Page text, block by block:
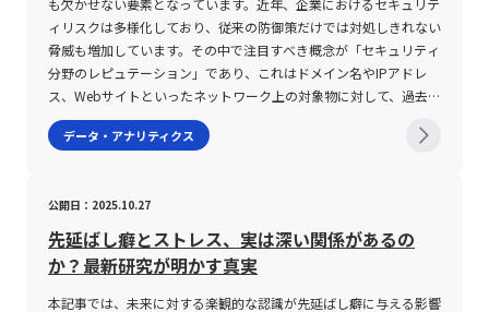
の進歩や市場環境の多様化により、ボラティリティを含む投資指標
はより複雑化していますが、その分、精緻な分析が求められる時代
へと進化していることは明らかです。 若手ビジネスマンとして今
後ますますグローバルな視点から資産運用やリスクマネジメントに
しております。市場の動向を見極め、科学的なアプローチと経験に
市場における価格の変動率を示す指標であり、投資家が市場リスク
を評価し取引戦略を立案する際の重要な要素となる。 インプライ
ドボラティリティ、ヒストリカルボラティリティ、リアライズドボ
ラティリティといった複数の視点から市場の動向を分析する手法
は、特にFX市場において有効である。 また、出来高や市場の流動
性、さらには時間帯や季節といった外部要因がボラティリティに与
急激な変動により予期せぬ損失を招くリスクも伴う。 そのため、
取引を行う際には各種テクニカル指標の活用や慎重な資金管理、さ
らにAIなどの最新技術を取り入れた相場分析が求められる。 特
に、若手ビジネスマンにとっては、リスクテイクの姿勢と同時に、
情報の正確な理解と柔軟な対応が今後のキャリアや資産運用におい
ネジメントを通じた組織改善に大きく寄与します。また、人事シス
テムの機能は採用管理、人事評価、勤怠・給与管理、労務管理等に
またがり、各企業の多様なニーズに対応できる柔軟性を有していま
す。一方で、システム導入においては、自社の業務プロセスに合致
した機能性、提供形態、サポート体制、操作性、既存システムとの
連携など複数の要件を精査し、総合的に判断する必要があります。
す。企業は、迅速な情報更新と正確なデータ管理を基盤とする新た
な人事システムの導入を通じて、業務効率の向上だけでなく、長期
的な組織強化を実現するチャンスを手にしています。今後、労働環
境や働き方のさらなる変革が予想される中で、デジタルツールとし
ての人事システムは、現代のビジネスパーソンにとって必須の戦略
して、期待値や発生確率、各プロセスにおけるリスク項目などの数
値を添えることで、全体の評価精度が向上します。 第三に、洗い
出された選択肢をもとに、段階的な分岐を展開します。業務の具体
的なプロセスや、導入後に想定される各種シナリオ、リスクとベネ
フィットを評価するために、各分岐先において数値化された評価を
行います。この段階での数値評価は、実際のビジネス現場における
実績データや市場調査、フィードバックを反映することが求めら
て再構築・修正を行うことが不可欠です。 第四に、最終的な結論
や結果が明確になった段階で、ツリーの終点を示す終点ノードを配
置し、全体のプロセスをクローズします。ここでは、最終的な評価
額や効率性、リスク回避策などを詳細に記述し、導出された結論が
どのような根拠に基づいたものであるかを明確化させます。たとえ
値×度数)／度数の合計）を用いて、具体的な統計指標を算出する
ことが可能となります。 さらに、度数分布表はグラフとして視覚
化することにより、ヒストグラムと呼ばれる形式で表現されること
も一般的です。ヒストグラムは、各階級ごとの度数を棒グラフで示
すため、データの偏りや集中傾向を直感的に把握できる利点があり
ます。この手法は、マーケティングリサーチや顧客満足度調査、さ
らには製品の品質管理に至るまで、幅広いビジネスシーンで活用さ
を階級ごとに区分する際の「階級幅」の設定が分析結果に大きく影
響します。階級幅が狭すぎると、表が複雑になり、逆に広すぎると
データの細部が失われ、全体の傾向を正確に把握しにくくなる可能
性があります。適切な階級幅の設定は、データの特性や目的に応じ
たバランスが求められ、試行錯誤を重ねて最適な分類方法を見出す
短期的な変動要因を排除して中長期の成長トレンドを把握するため
の有力なツールです。また、CAGRは従来の単年度の成長率と異な
り、複利効果を考慮しているため、成長の持続性をより正確に評価
できる点が特徴です。 CAGRの注意点 一方で、CAGRの利用にあた
ってはいくつかの重要な注意点があります。まず第一に、CAGRは
あくまで期間全体の平均値を算出するため、中間における一時的な
るため、短期の変動要因やリスク評価が十分に伝わらない可能性が
あります。また、CAGRは使用するデータの質と量に大きく依存す
るため、異常値や外れ値が含まれる場合、真の成長率を過大または
過小に評価してしまうリスクが存在します。さらに、対象とする期
間が極端に短い場合や、業界特性による成長パターンの違いを無視
も欠かせない要素となっています。近年、企業におけるセキュリテ
ィリスクは多様化しており、従来の防御策だけでは対処しきれない
脅威も増加しています。その中で注目すべき概念が「セキュリティ
分野のレピュテーション」であり、これはドメイン名やIPアドレ
ス、Webサイトといったネットワーク上の対象物に対して、過去の
実績や行動履歴に基づき信頼性を評価する技術です。本記事では、
レピュテーションの仕組みやその種類、また具体的なメリットと併
におけるレピュテーションとは、本来「評判」や「風評」という意
味合いを持つ言葉を基に、IPアドレス、ドメイン、Webサイトなど
各種ネットワーク上の対象物の信頼性を数値化または評価する技術
を指します。具体的には、過去の活動履歴、トラフィックパター
ン、第三者からのフィードバック、さらには他のセキュリティベン
データ・アナリティクス
公開日：2025.10.27
先延ばし癖とストレス、実は深い関係があるの
か？最新研究が明かす真実
本記事では、未来に対する楽観的な認識が先延ばし癖に与える影響